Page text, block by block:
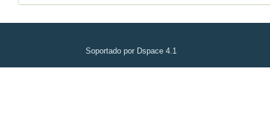
Soportado por Dspace 4.1